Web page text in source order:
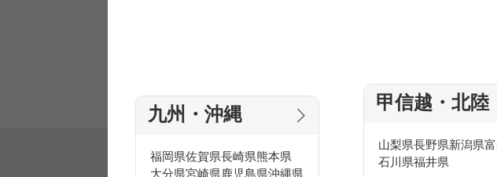
働きた
九州・沖縄
福岡県佐賀県長崎県熊本県
大分県宮崎県鹿児島県沖縄県
甲信越・北陸
山梨県長野県新潟県
石川県福井県
派遣・アルバ